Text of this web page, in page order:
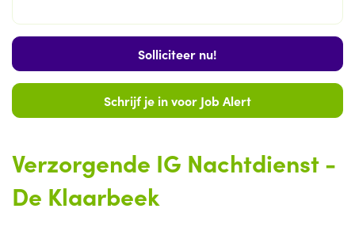
Solliciteer nu!
Schrijf je in voor Job Alert
Verzorgende IG Nachtdienst -
De Klaarbeek